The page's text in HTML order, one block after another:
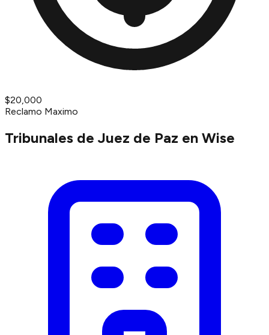
$20,000
Reclamo Maximo
Tribunales de Juez de Paz en Wise